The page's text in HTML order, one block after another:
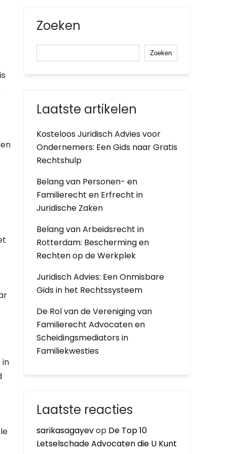
in
Zoeken
Zoeken
Laatste artikelen
Kosteloos Juridisch Advies voor
Ondernemers: Een Gids naar Gratis
Rechtshulp
Belang van Personen- en
Familierecht en Erfrecht in
Juridische Zaken
Belang van Arbeidsrecht in
Rotterdam: Bescherming en
Rechten op de Werkplek
Juridisch Advies: Een Onmisbare
Gids in het Rechtssysteem
De Rol van de Vereniging van
Familierecht Advocaten en
Scheidingsmediators in
Familiekwesties
Laatste reacties
sarikasagayevop De Top 10
Letselschade Advocaten die U Kunt